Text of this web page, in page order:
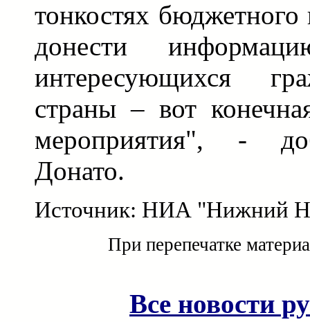
тонкостях
донести
интересующихся
страны – вот
мероприятия", -
Донато.
Источник: НИА "Нижний
При перепечатке
Все новости